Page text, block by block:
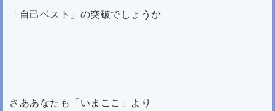
「自己ベスト」の突破でしょうか
さああなたも「いまここ」より